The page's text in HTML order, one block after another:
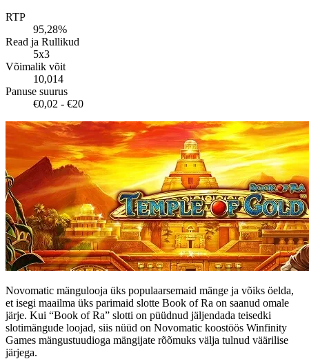
RTP
95,28%
Read ja Rullikud
5x3
Võimalik võit
10,014
Panuse suurus
€0,02 - €20
Novomatic mängulooja üks populaarsemaid mänge ja võiks öelda,
et isegi maailma üks parimaid slotte Book of Ra on saanud omale
järje. Kui “Book of Ra” slotti on püüdnud jäljendada teisedki
slotimängude loojad, siis nüüd on Novomatic koostöös Winfinity
Games mängustuudioga mängijate rõõmuks välja tulnud väärilise
järjega.